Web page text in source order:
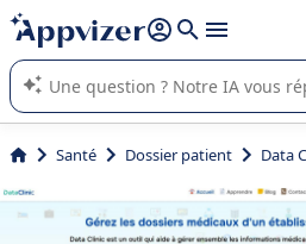
répondre (plusieurs lignes avec
L'IA de Appvizer vous guide dans
logiciel SaaS en entreprise.
Santé Dossier patient Data